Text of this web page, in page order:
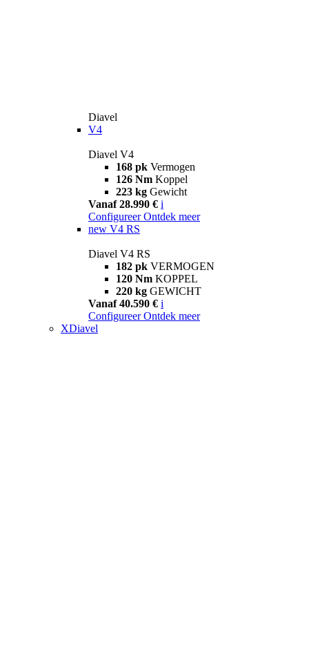
Diavel
V4
Diavel V4
168 pk Vermogen
126 Nm Koppel
223 kg Gewicht
Vanaf 28.990 € i
Configureer Ontdek meer
new V4 RS
Diavel V4 RS
182 pk VERMOGEN
120 Nm KOPPEL
220 kg GEWICHT
Vanaf 40.590 € i
Configureer Ontdek meer
XDiavel